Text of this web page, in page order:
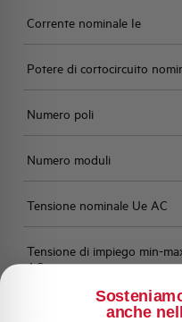
Corrente nominale Ie
Potere di cortocircuito
Numero poli
Numero moduli
Tensione nominale Ue AC
Tensione di impiego min-
AC
Tensione di isolamento Ui
anche